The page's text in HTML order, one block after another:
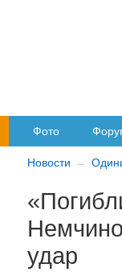
Фото
Новости
удар